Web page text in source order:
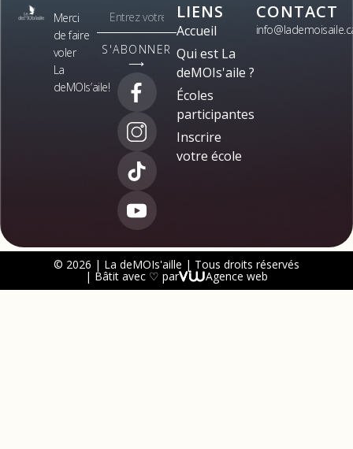
Merci
de faire
voler
La
deMOIs’aile!
S'ABONNER
⟶
LIENS
Accueil
Qui est La
deMOIs'aile ?
Écoles
participantes
Inscrire
votre école
CONTACT
© 2026 | La deMOIs'aille | Tous droits réservés
| Bâtit avec ♡ par Agence web